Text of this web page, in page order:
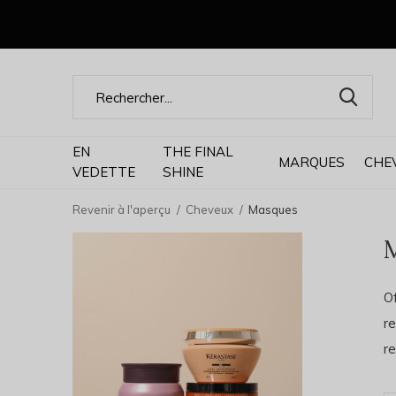
EN
VEDETTE
THE FINAL
SHINE
MARQUES
Revenir à l'aperçu Cheveux Masques